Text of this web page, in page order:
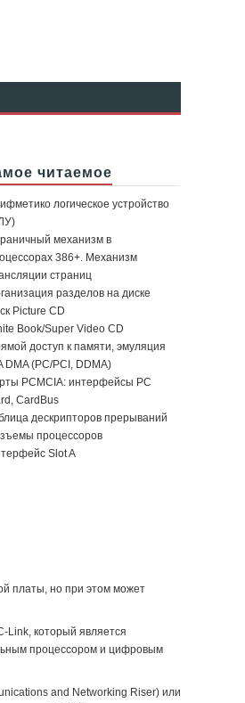
читаемое
логическое устройство
механизм в
386+. Механизм
страниц
разделов на диске
Picture CD
Book/Super Video CD
доступ к памяти, эмуляция
DMA (PC/PCI, DDMA)
PCMCIA: интерфейсы PC
CardBus
дескрипторов прерываний
процессоров
Slot A
платы, но при этом может
Link, который является
процессором и цифровым
and Networking Riser) или